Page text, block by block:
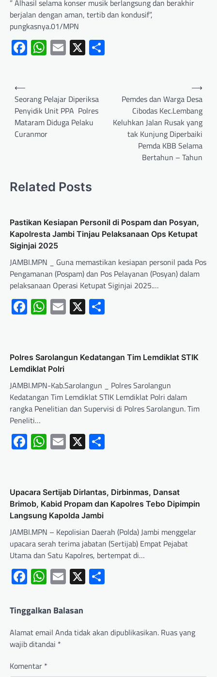
” Alhasil selama konser musik berlangsung dan berakhir
berjalan dengan aman, tertib dan kondusif”,
pungkasnya.01/MPN
Facebook
WhatsApp
Email
X
⟵
Seorang Pelajar Diperiksa
Penyidik Unit PPA Polres
Mataram Diduga Pelaku
Curanmor
Pemdes dan Warga Desa
Cibodas Kec.Lembang
Keluhkan Jalan Rusak yang
tak Kunjung Diperbaiki
Pemda KBB Selama
Bertahun – Tahun
⟶
Related Posts
Pastikan Kesiapan Personil di Pospam dan Posyan,
Kapolresta Jambi Tinjau Pelaksanaan Ops Ketupat
Siginjai 2025
JAMBI.MPN _ Guna memastikan kesiapan personil pada Pos
Pengamanan (Pospam) dan Pos Pelayanan (Posyan) dalam
pelaksanaan Operasi Ketupat Siginjai 2025.…
Facebook
WhatsApp
Email
X
Polres Sarolangun Kedatangan Tim Lemdiklat STIK
Lemdiklat Polri
JAMBI.MPN-Kab.Sarolangun _ Polres Sarolangun
Kedatangan Tim Lemdiklat STIK Lemdiklat Polri dalam
rangka Penelitian dan Supervisi di Polres Sarolangun. Tim
Peneliti…
Facebook
WhatsApp
Email
X
Upacara Sertijab Dirlantas, Dirbinmas, Dansat
Brimob, Kabid Propam dan Kapolres Tebo Dipimpin
Langsung Kapolda Jambi
JAMBI.MPN – Kepolisian Daerah (Polda) Jambi menggelar
upacara serah terima jabatan (Sertijab) Empat Pejabat
Utama dan Satu Kapolres, bertempat di…
Facebook
WhatsApp
Email
X
Tinggalkan Balasan
Alamat email Anda tidak akan dipublikasikan. Ruas yang
wajib ditandai *
Komentar *